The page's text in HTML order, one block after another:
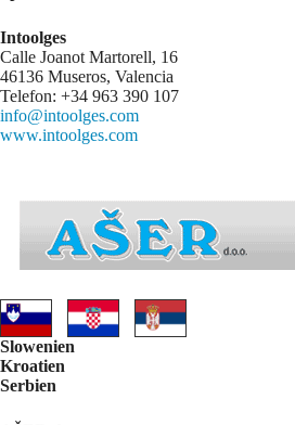
Intoolges
Calle Joanot Martorell, 16
46136 Museros, Valencia
Telefon: +34 963 390 107
info@intoolges.com
www.intoolges.com
Slowenien
Kroatien
Serbien